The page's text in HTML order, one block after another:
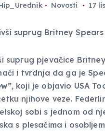
Novosti 17
suprug pjevačice
i tvrdnja da ga je
, koji je objavio USA
njihove veze.
sobi s jednom od
s plesačima i